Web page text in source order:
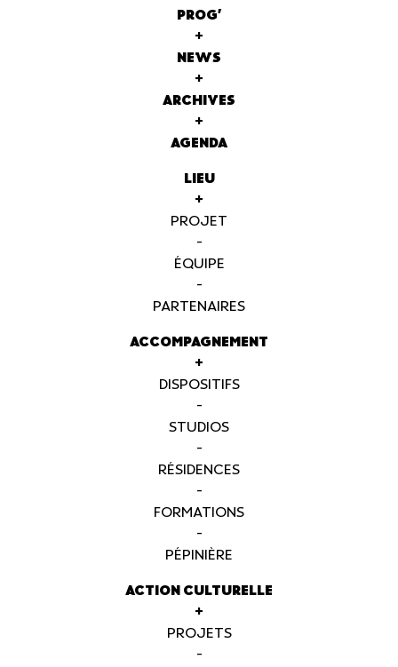
PROG'
+
NEWS
+
ARCHIVES
+
AGENDA
LIEU
+
PROJET
-
ÉQUIPE
-
PARTENAIRES
ACCOMPAGNEMENT
+
DISPOSITIFS
-
STUDIOS
-
RÉSIDENCES
-
FORMATIONS
-
PÉPINIÈRE
ACTION CULTURELLE
+
PROJETS
-